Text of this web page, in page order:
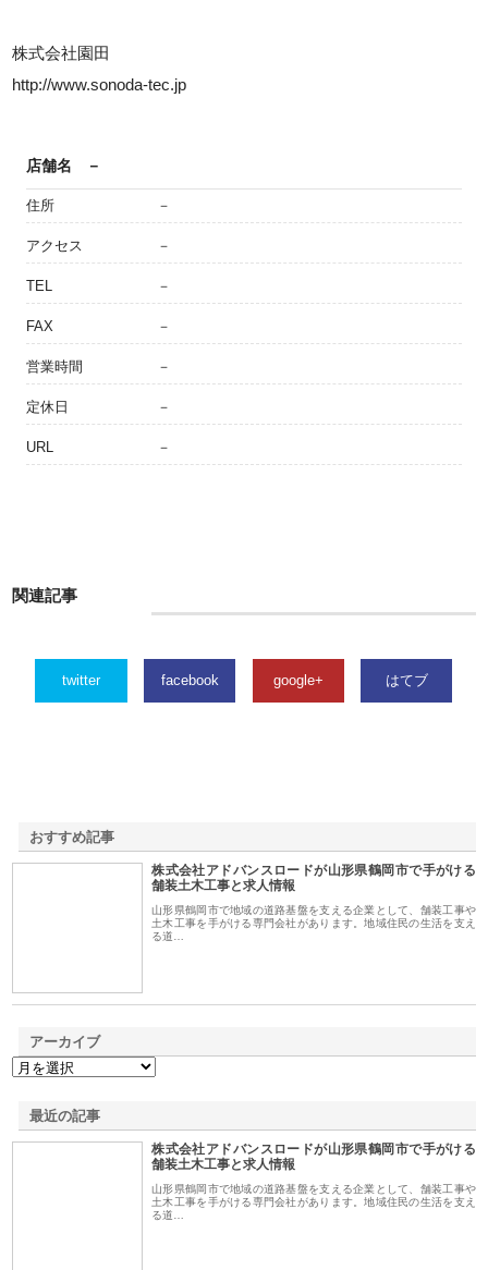
株式会社園田
http://www.sonoda-tec.jp
店舗名 －
住所 －
アクセス －
TEL －
FAX －
営業時間 －
定休日 －
URL －
関連記事
twitter facebook google+ はてブ
おすすめ記事
株式会社アドバンスロードが山形県鶴岡市で手がける
舗装土木工事と求人情報
山形県鶴岡市で地域の道路基盤を支える企業として、舗装工事や
土木工事を手がける専門会社があります。地域住民の生活を支え
る道…
アーカイブ
最近の記事
株式会社アドバンスロードが山形県鶴岡市で手がける
舗装土木工事と求人情報
山形県鶴岡市で地域の道路基盤を支える企業として、舗装工事や
土木工事を手がける専門会社があります。地域住民の生活を支え
る道…